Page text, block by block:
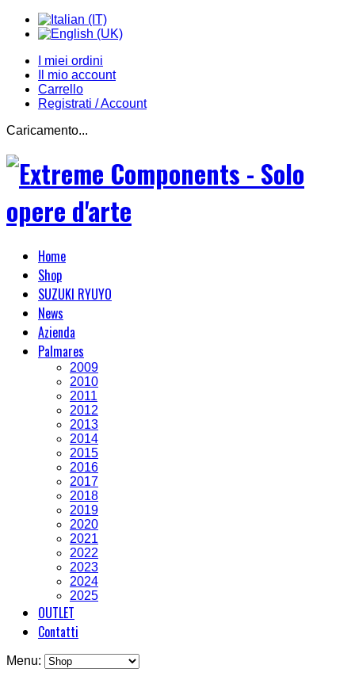
I miei ordini
Il mio account
Carrello
Registrati / Account
Caricamento...
Home
Shop
SUZUKI RYUYO
News
Azienda
Palmares
2009
2010
2011
2012
2013
2014
2015
2016
2017
2018
2019
2020
2021
2022
2023
2024
2025
OUTLET
Contatti
Menu: